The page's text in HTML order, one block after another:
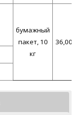
бумажный
пакет, 10
кг
36,00